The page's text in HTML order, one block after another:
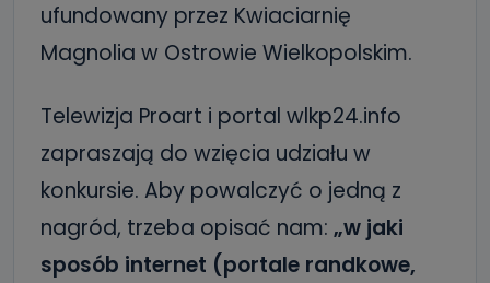
ufundowany przez Kwiaciarnię
Magnolia w Ostrowie Wielkopolskim.
Telewizja Proart i portal wlkp24.info
zapraszają do wzięcia udziału w
konkursie. Aby powalczyć o jedną z
nagród, trzeba opisać nam: „w jaki
sposób internet (portale randkowe,